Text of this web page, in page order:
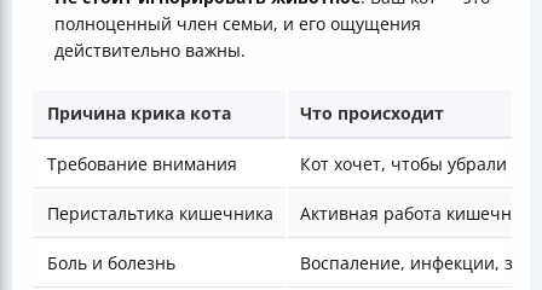
полноценный член семьи, и его ощущения
действительно важны.
Причина крика кота Что происходит
Требование внимания Кот хочет, чтобы убрали
Перистальтика кишечника Активная работа
Боль и болезнь Воспаление, инфекции,